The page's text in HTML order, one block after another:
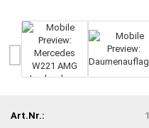
Art.Nr.: